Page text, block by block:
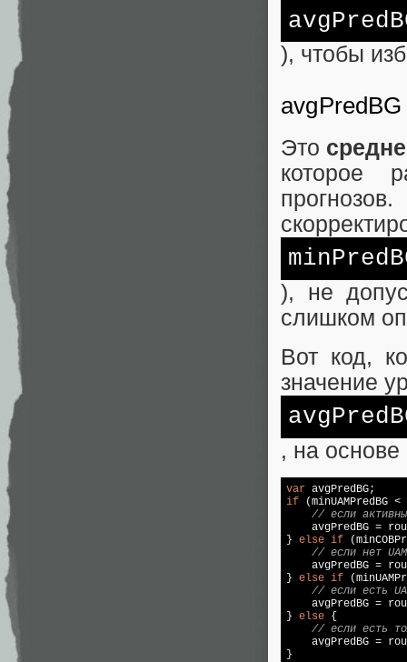
), чтобы
avgPredBG
Это
которое
), не
слишком
Вот код,
значение
, на
var
if (minUAMPredBG <
// если активны
avgPredBG =
} else if
// если нет
avgPredBG =
} else if
// если есть
avgPredBG =
} else {
// если есть
avgPredBG =
}